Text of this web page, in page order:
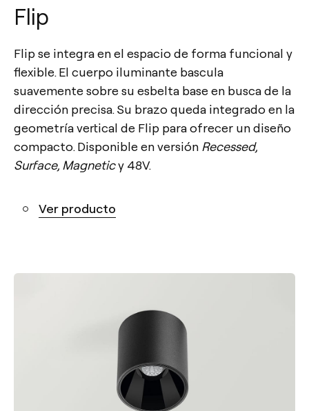
Flip
Flip se integra en el espacio de forma funcional y
flexible. El cuerpo iluminante bascula
suavemente sobre su esbelta base en busca de la
dirección precisa. Su brazo queda integrado en la
geometría vertical de Flip para ofrecer un diseño
compacto. Disponible en versión Recessed,
Surface, Magneticy 48V.
Ver producto